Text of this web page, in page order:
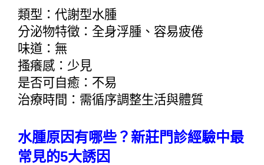
類型：代謝型水腫
分泌物特徵：全身浮腫、容易疲倦
味道：無
搔癢感：少見
是否可自癒：不易
治療時間：需循序調整生活與體質
水腫原因有哪些？新莊門診經驗中最
常見的5大誘因